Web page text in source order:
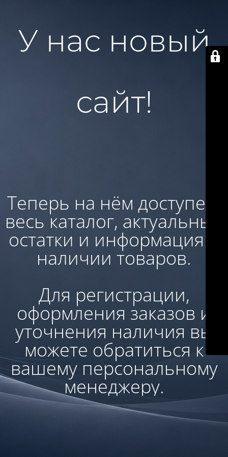
У нас новый
сайт!
Теперь на нём доступен:
весь каталог, актуальные
остатки и информация о
наличии товаров.
Для регистрации,
оформления заказов и
уточнения наличия вы
можете обратиться к
вашему персональному
менеджеру.